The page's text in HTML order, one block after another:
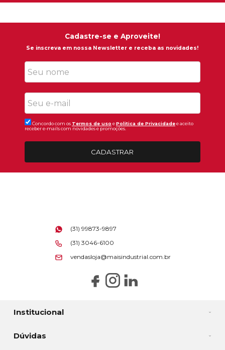
Cadastre-se e Aproveite!
Se inscreva em nossa Newsletter e receba as novidades!
Concordo com os Termos de uso ePolitica de Privacidadee aceito
receber e-mails com novidades e promoções.
CADASTRAR
Institucional
Dúvidas
(31) 99873-9897
(31) 3046-6100
vendasloja@maisindustrial.com.br